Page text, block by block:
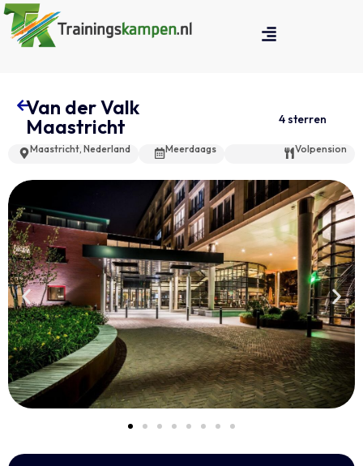
Van der Valk
Maastricht
4 sterren
Maastricht, Nederland Meerdaags Volpension